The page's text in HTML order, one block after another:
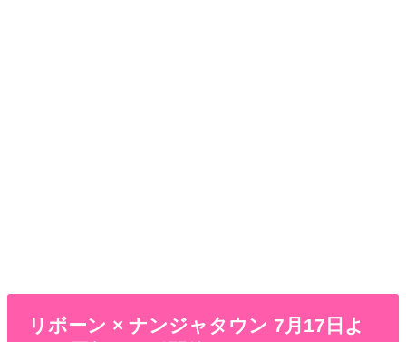
リボーン × ナンジャタウン 7月17日よ